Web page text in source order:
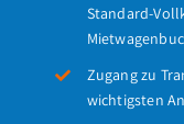
Standard-
Zugang zu
wichtigsten